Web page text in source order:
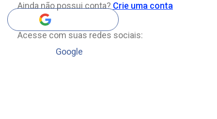
Ainda não possui conta? Crie uma conta
Acesse com suas redes sociais:
Google